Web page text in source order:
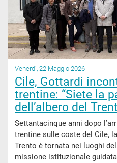
Venerdì, 22 Maggio 2026
Cile, Gottardi
trentine: “Siete la
dell’albero del
Settantacinque anni dopo
trentine sulle coste del Cile,
Trento è tornata nei luoghi
missione istituzionale